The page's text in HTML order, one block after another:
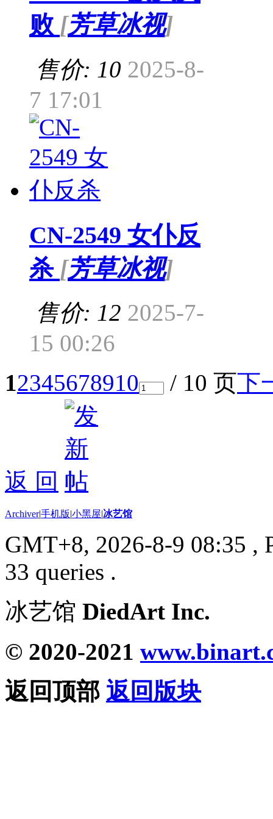
败 [芳草冰视]
售价: 10 2025-8-
7 17:01
CN-2549 女仆反
杀 [芳草冰视]
售价: 12 2025-7-
15 00:26
12345678910 / 10 页下
返 回
Archiver|手机版|小黑屋|冰艺馆
GMT+8, 2026-8-9 08:35 ,
33 queries .
冰艺馆 DiedArt Inc.
© 2020-2021
返回顶部 返回版块